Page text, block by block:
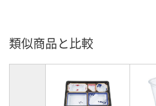
類似商品と比較